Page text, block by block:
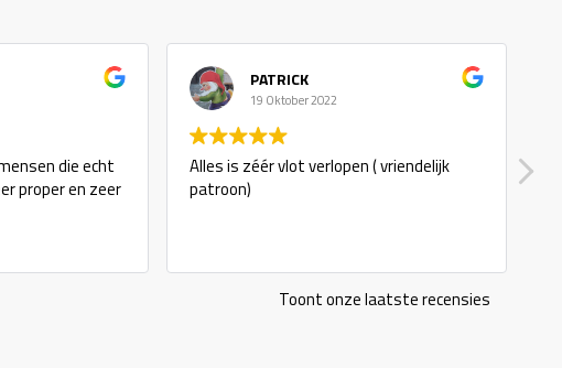
die echt
proper en zeer
PATRICK
19 Oktober 2022
Alles is zéér vlot verlopen ( vriendelijk
patroon)
Toont onze laatste recensies